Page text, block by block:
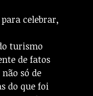
celebrar,
turismo
de fatos
só de
do que foi